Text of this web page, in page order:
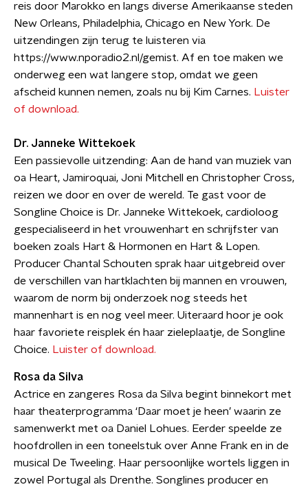
reis door Marokko en langs diverse Amerikaanse steden
New Orleans, Philadelphia, Chicago en New York. De
uitzendingen zijn terug te luisteren via
https://www.nporadio2.nl/gemist. Af en toe maken we
onderweg een wat langere stop, omdat we geen
afscheid kunnen nemen, zoals nu bij Kim Carnes. Luister
of download.
Dr. Janneke Wittekoek
Een passievolle uitzending: Aan de hand van muziek van
oa Heart, Jamiroquai, Joni Mitchell en Christopher Cross,
reizen we door en over de wereld. Te gast voor de
Songline Choice is Dr. Janneke Wittekoek, cardioloog
gespecialiseerd in het vrouwenhart en schrijfster van
boeken zoals Hart & Hormonen en Hart & Lopen.
Producer Chantal Schouten sprak haar uitgebreid over
de verschillen van hartklachten bij mannen en vrouwen,
waarom de norm bij onderzoek nog steeds het
mannenhart is en nog veel meer. Uiteraard hoor je ook
haar favoriete reisplek én haar zieleplaatje, de Songline
Choice. Luister of download.
Rosa da Silva
Actrice en zangeres Rosa da Silva begint binnekort met
haar theaterprogramma ‘Daar moet je heen’ waarin ze
samenwerkt met oa Daniel Lohues. Eerder speelde ze
hoofdrollen in een toneelstuk over Anne Frank en in de
musical De Tweeling. Haar persoonlijke wortels liggen in
zowel Portugal als Drenthe. Songlines producer en